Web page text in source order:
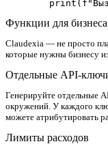
Функции для бизнеса
Claudexia — не просто
которые нужны бизнесу
Отдельные API-
Генерируйте отдельные
окружений. У каждого
можете атрибутировать
Лимиты расходов